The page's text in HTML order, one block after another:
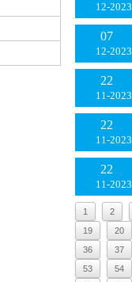
12 2023
12 2023
07
11 2023
22
11 2023
22
11 2023
22
1 2
19
20
36
37
53
54